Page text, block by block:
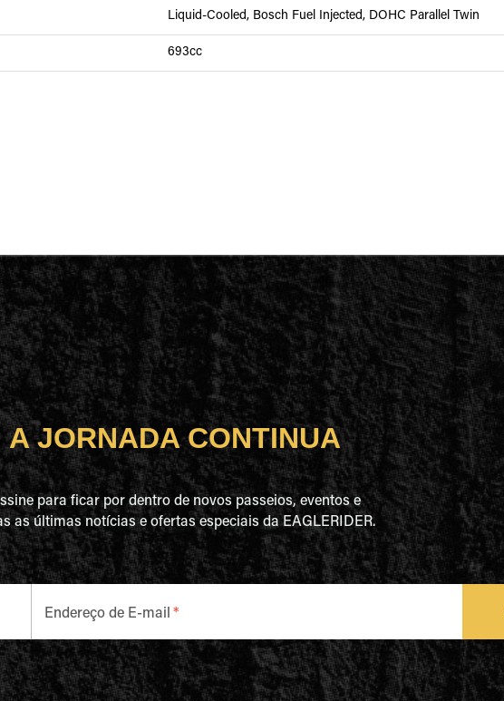
Liquid-Cooled, Bosch Fuel Injected, DOHC Parallel Twin
693cc
A JORNADA CONTINUA
para ficar por dentro de novos passeios, eventos e
as últimas notícias e ofertas especiais da EAGLERIDER.
Endereço de E-mail *